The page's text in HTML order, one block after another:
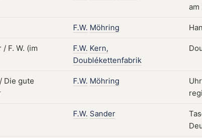
am
F.W. Möhring
F.W. Kern,
Doublékettenfabrik
F.W. Möhring
F.W. Sander